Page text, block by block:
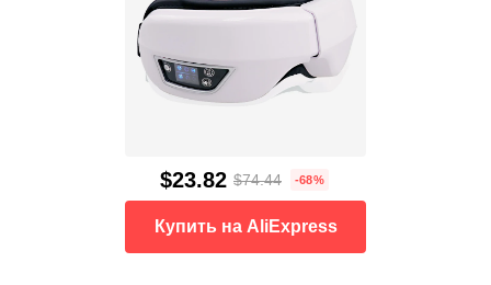
$23.82 $74.44 -68%
Купить на AliExpress